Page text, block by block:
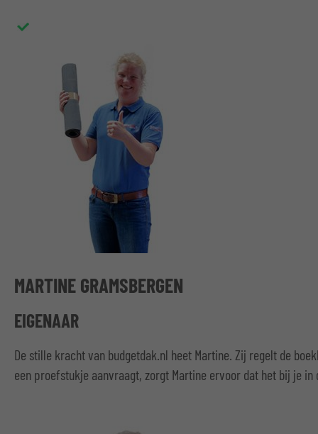
MARTINE GRAMSBERGEN
EIGENAAR
De stille kracht van budgetdak.nl heet Martine. Zij regelt de
een proefstukje aanvraagt, zorgt Martine ervoor dat het bij je in